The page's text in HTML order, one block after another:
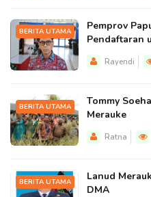
BERITA UTAMA
Pemprov
Pendaftaran
Rayendi
BERITA UTAMA
Tommy
Merauke
Ratna
BERITA UTAMA
Lanud
DMA